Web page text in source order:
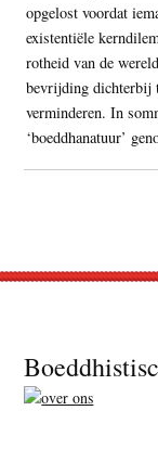
opgelost voordat
existentiële
rotheid van de
bevrijding dichterbij
verminderen. In
‘boeddhanatuur’
Footer